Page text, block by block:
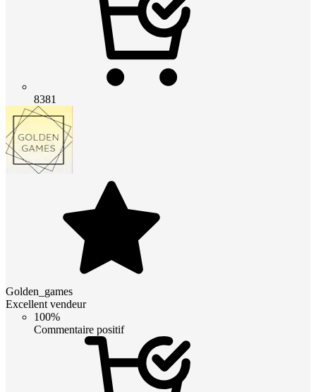
8381
Golden_games
Excellent vendeur
100%
Commentaire positif